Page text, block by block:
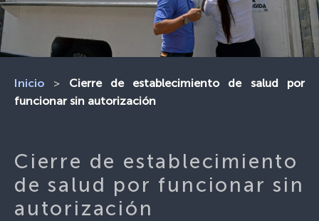
Inicio > Cierre de establecimiento de salud por
funcionar sin autorización
Cierre de establecimiento
de salud por funcionar sin
autorización